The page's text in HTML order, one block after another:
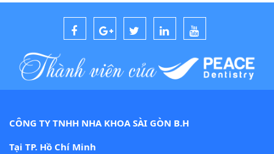
CÔNG TY TNHH NHA KHOA SÀI GÒN B.H
Tại TP. Hồ Chí Minh